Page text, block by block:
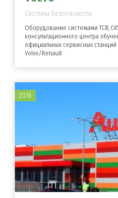
Системы безопасности
Оборудование системами ТСВ,
консультационного центра
официальных сервисных станций
Volvo/Renault
2016